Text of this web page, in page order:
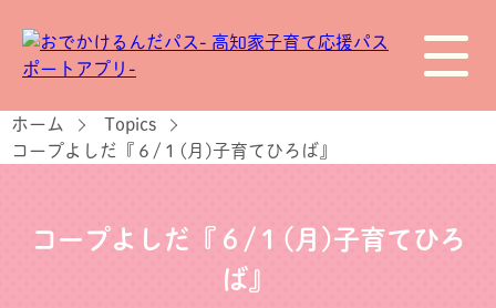
ホーム
Topics
コープよしだ『６/１(月)子育てひろば』
コープよしだ『６/１(月)子育てひろ
ば』